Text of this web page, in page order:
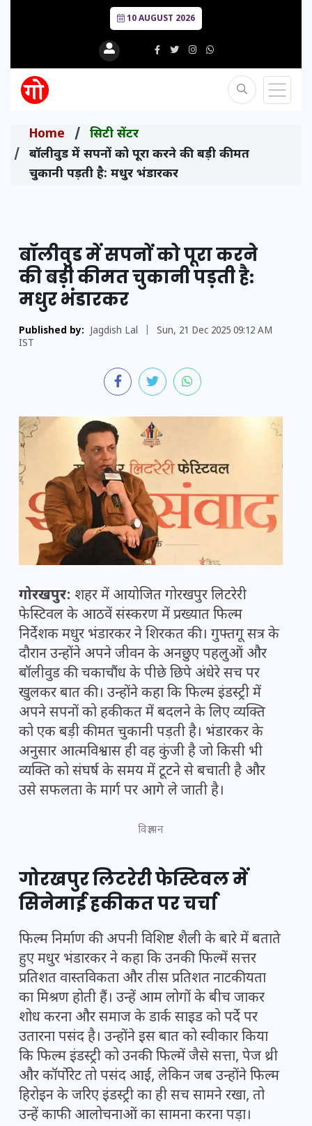
10 AUGUST 2026
Home
सिटी सेंटर
बॉलीवुड में सपनों को पूरा करने की बड़ी कीमत
चुकानी पड़ती है: मधुर भंडारकर
बॉलीवुड में सपनों को पूरा करने
की बड़ी कीमत चुकानी पड़ती है:
मधुर भंडारकर
Published by: Jagdish Lal
Sun, 21 Dec 2025 09:12 AM
IST
गोरखपुर: शहर में आयोजित गोरखपुर लिटरेरी
फेस्टिवल के आठवें संस्करण में प्रख्यात फिल्म
निर्देशक मधुर भंडारकर ने शिरकत की। गुफ्तगू सत्र के
दौरान उन्होंने अपने जीवन के अनछुए पहलुओं और
बॉलीवुड की चकाचौंध के पीछे छिपे अंधेरे सच पर
खुलकर बात की। उन्होंने कहा कि फिल्म इंडस्ट्री में
अपने सपनों को हकीकत में बदलने के लिए व्यक्ति
को एक बड़ी कीमत चुकानी पड़ती है। भंडारकर के
अनुसार आत्मविश्वास ही वह कुंजी है जो किसी भी
व्यक्ति को संघर्ष के समय में टूटने से बचाती है और
उसे सफलता के मार्ग पर आगे ले जाती है।
विज्ञापन
गोरखपुर लिटरेरी फेस्टिवल में
सिनेमाई हकीकत पर चर्चा
फिल्म निर्माण की अपनी विशिष्ट शैली के बारे में बताते
हुए मधुर भंडारकर ने कहा कि उनकी फिल्में सत्तर
प्रतिशत वास्तविकता और तीस प्रतिशत नाटकीयता
का मिश्रण होती हैं। उन्हें आम लोगों के बीच जाकर
शोध करना और समाज के डार्क साइड को पर्दे पर
उतारना पसंद है। उन्होंने इस बात को स्वीकार किया
कि फिल्म इंडस्ट्री को उनकी फिल्में जैसे सत्ता, पेज थ्री
और कॉर्पोरेट तो पसंद आईं, लेकिन जब उन्होंने फिल्म
हिरोइन के जरिए इंडस्ट्री का ही सच सामने रखा, तो
उन्हें काफी आलोचनाओं का सामना करना पड़ा।